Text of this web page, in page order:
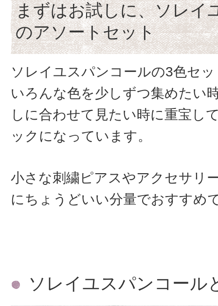
まずはお試しに、ソレイ
のアソートセット
ソレイユスパンコールの3色セ
いろんな色を少しずつ集めたい
しに合わせて見たい時に重宝し
ックになっています。
小さな刺繍ピアスやアクセサリ
にちょうどいい分量でおすすめ
ソレイユスパンコール